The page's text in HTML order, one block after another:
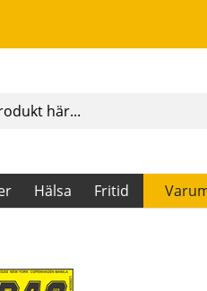
Hälsa Fritid